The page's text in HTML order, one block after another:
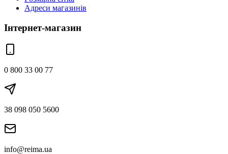
Адреси магазинів
Інтернет-магазин
0 800 33 00 77
38 098 050 5600
info@reima.ua